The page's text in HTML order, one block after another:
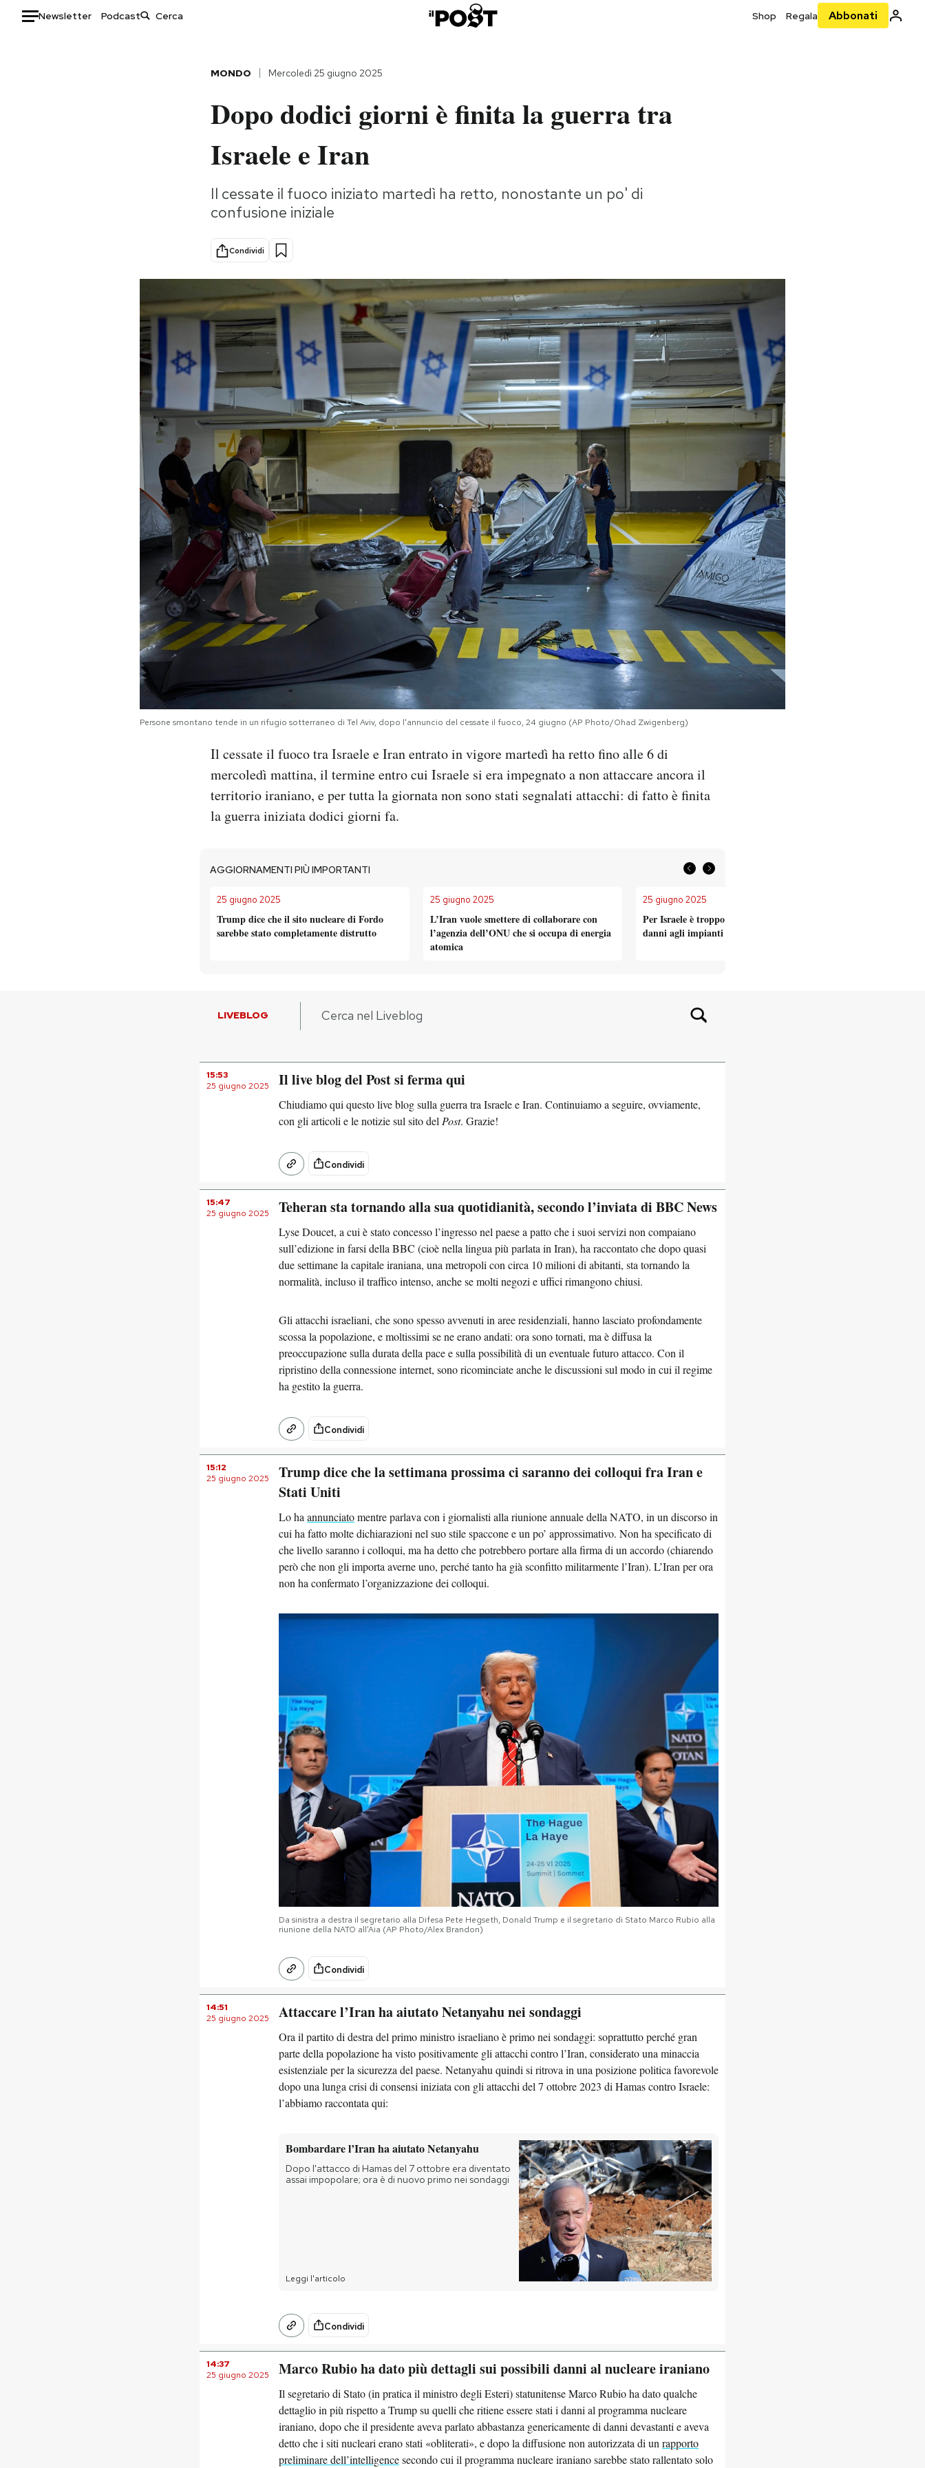
Newsletter Podcast Shop Regala Abbonati
Consumismi
Ok Boomer!
MONDO Mercoledì 25 giugno 2025
Dopo dodici giorni è finita la guerra tra
Israele e Iran
Il cessate il fuoco iniziato martedì ha retto, nonostante un po' di
confusione iniziale
Condividi
Persone smontano tende in un rifugio sotterraneo di Tel Aviv, dopo l'annuncio del cessate il fuoco, 24 giugno (AP Photo/Ohad Zwigenberg)
Il cessate il fuoco tra Israele e Iran entrato in vigore martedì ha retto fino alle 6 di
mercoledì mattina, il termine entro cui Israele si era impegnato a non attaccare ancora il
territorio iraniano, e per tutta la giornata non sono stati segnalati attacchi: di fatto è finita
la guerra iniziata dodici giorni fa.
AGGIORNAMENTI PIÙ IMPORTANTI
25 giugno 2025
Trump dice che il sito nucleare di Fordo
sarebbe stato completamente distrutto
25 giugno 2025
L’Iran vuole smettere di collaborare con
l’agenzia dell’ONUche si occupa di energia
atomica
25 giugno 2025
Per Israele è troppo presto per valutare i
danni agli impianti nucleari iraniani
LIVEBLOG
15:53
25 giugno 2025
Il live blog del Post si ferma qui
Chiudiamo qui questo live blog sulla guerra tra Israele e Iran. Continuiamo a seguire, ovviamente,
con gli articoli e le notizie sul sito delPost. Grazie!
Condividi
15:47
25 giugno 2025
Teheran sta tornando alla sua quotidianità, secondo l’inviata di BBC News
Lyse Doucet, a cui è stato concesso l’ingresso nel paese a patto che i suoi servizi non compaiano
sull’edizione in farsi della BBC (cioè nella lingua più parlata in Iran), ha raccontato che dopo quasi
due settimane la capitale iraniana, una metropoli con circa 10 milioni di abitanti, sta tornando la
normalità, incluso il traffico intenso, anche se molti negozi e uffici rimangono chiusi.
Gli attacchi israeliani, che sono spesso avvenuti in aree residenziali, hanno lasciato profondamente
scossa la popolazione, e moltissimi se ne erano andati: ora sono tornati, ma è diffusa la
preoccupazione sulla durata della pace e sulla possibilità di un eventuale futuro attacco. Con il
ripristino della connessione internet, sono ricominciate anche le discussioni sul modo in cui il regime
ha gestito la guerra.
Condividi
15:12
25 giugno 2025
Trump dice che la settimana prossima ci saranno dei colloqui fra Iran e
Stati Uniti
Lo haannunciatomentre parlava con i giornalisti alla riunione annuale della NATO, in un discorso in
cui ha fatto molte dichiarazioni nel suo stile spaccone e un po’ approssimativo. Non ha specificato di
che livello saranno i colloqui, ma ha detto che potrebbero portare alla firma di un accordo (chiarendo
però che non gli importa averne uno, perché tanto ha già sconfitto militarmente l’Iran). L’Iran per ora
non ha confermato l’organizzazione dei colloqui.
Da sinistra a destra il segretario alla Difesa Pete Hegseth, Donald Trump e il segretario di Stato Marco Rubio alla
riunione della NATO all’Aia (AP Photo/Alex Brandon)
Condividi
14:51
25 giugno 2025
Attaccare l’Iran ha aiutato Netanyahu nei sondaggi
Ora il partito di destra del primo ministro israeliano è primo nei sondaggi: soprattutto perché gran
parte della popolazione ha visto positivamente gli attacchi contro l’Iran, considerato una minaccia
esistenziale per la sicurezza del paese. Netanyahu quindi si ritrova in una posizione politica favorevole
dopo una lunga crisi di consensi iniziata con gli attacchi del 7 ottobre 2023 di Hamas contro Israele:
l’abbiamo raccontata qui:
Bombardare l’Iran ha aiutato Netanyahu
Dopo l'attacco di Hamas del 7 ottobre era diventato
assai impopolare; ora è di nuovo primo nei sondaggi
Leggi l'articolo
Condividi
14:37
25 giugno 2025
Marco Rubio ha dato più dettagli sui possibili danni al nucleare iraniano
Il segretario di Stato (in pratica il ministro degli Esteri) statunitense Marco Rubio ha dato qualche
dettaglio in più rispetto a Trump su quelli che ritiene essere stati i danni al programma nucleare
iraniano, dopo che il presidente aveva parlato abbastanza genericamente di danni devastanti e aveva
detto che i siti nucleari erano stati «obliterati», e dopo la diffusione non autorizzata di un rapporto
preliminare dell’intelligencesecondo cui il programma nucleare iraniano sarebbe stato rallentato solo